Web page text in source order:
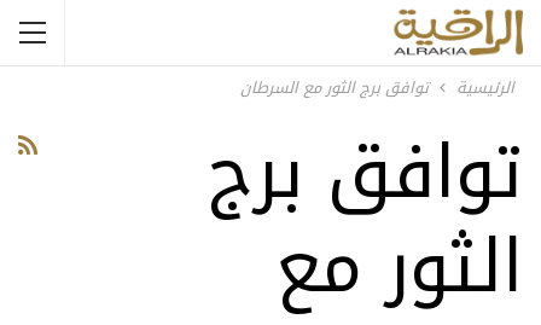
الرئيسية توافق برج الثور مع السرطان
توافق برج
الثور مع